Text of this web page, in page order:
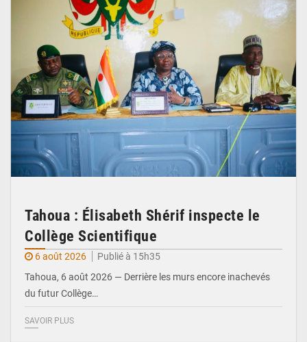
Tahoua : Élisabeth Shérif inspecte le
Collège Scientifique
6 août 2026
Publié à 15h35
Tahoua, 6 août 2026 — Derrière les murs encore inachevés
du futur Collège…
SAVOIR PLUS